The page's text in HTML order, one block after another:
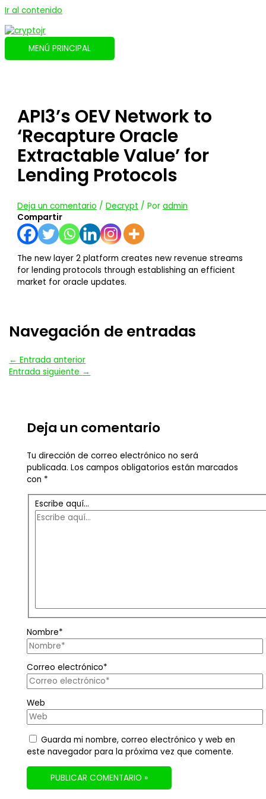
Ir al contenido
MENÚ PRINCIPAL
API3’s OEV Network to
‘Recapture Oracle
Extractable Value’ for
Lending Protocols
Deja un comentario /Decrypt / Poradmin
Compartir
The new layer 2 platform creates new revenue streams
for lending protocols through establishing an efficient
market for oracle updates.
Navegación de entradas
← Entrada anterior
Entrada siguiente →
Deja un comentario
Tu dirección de correo electrónico no será
publicada. Los campos obligatorios están marcados
con *
Escribe aquí...
Nombre*
Correo electrónico*
Web
Guarda mi nombre, correo electrónico y web en
este navegador para la próxima vez que comente.